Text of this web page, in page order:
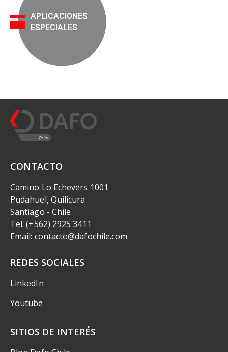
APLICACIONES
ESPECIALES
CONTACTO
Camino Lo Echevers 1001
Pudahuel, Quilicura
Santiago - Chile
Tel: (+562) 2925 3411
Email: contacto@dafochile.com
REDES SOCIALES
LinkedIn
Youtube
SITIOS DE INTERÉS